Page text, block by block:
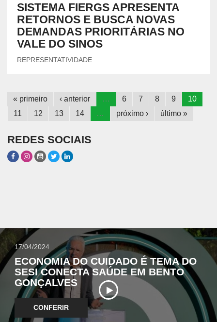
SISTEMA FIERGS APRESENTA
RETORNOS E BUSCA NOVAS
DEMANDAS PRIORITÁRIAS NO
VALE DO SINOS
REPRESENTATIVIDADE
« primeiro ‹ anterior … 6 7 8 9
10
11
12 13 14 … próximo › último »
REDES SOCIAIS
17/04/2024
ECONOMIA DO CUIDADO É TEMA DO
SESI CONECTA SAÚDE EM BENTO
GONÇALVES
CONFERIR